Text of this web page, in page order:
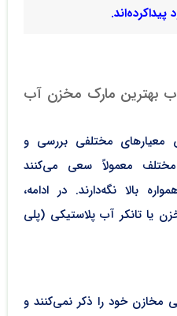
پیداکرده‌اند.
بهترین مارک مخزن آب
معیارهای مختلفی بررسی و
معمولاً سعی می‌کنند
بالا نگه‌دارند. در ادامه،
یا تانکر آب پلاستیکی (پلی
خود را ذکر نمی‌کنند و